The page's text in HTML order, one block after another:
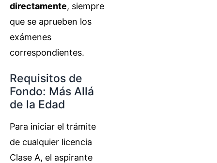
directamente, siempre
que se aprueben los
exámenes
correspondientes.
Requisitos de
Fondo: Más Allá
de la Edad
Para iniciar el trámite
de cualquier licencia
Clase A, el aspirante